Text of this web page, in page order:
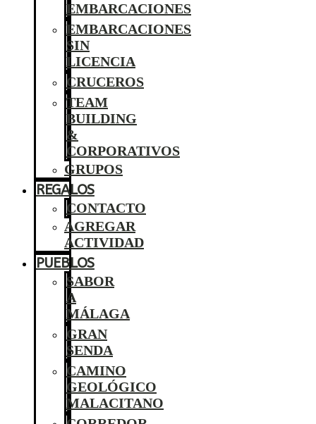
EMBARCACIONES
EMBARCACIONES
SIN
LICENCIA
CRUCEROS
TEAM
BUILDING
&
CORPORATIVOS
GRUPOS
REGALOS
CONTACTO
AGREGAR
ACTIVIDAD
PUEBLOS
SABOR
A
MÁLAGA
GRAN
SENDA
CAMINO
GEOLÓGICO
MALACITANO